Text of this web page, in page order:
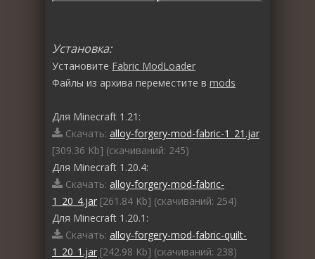
Установка:
Установите Fabric ModLoader
Файлы из архива переместите в mods
Для Minecraft 1.21:
Скачать: alloy-forgery-mod-fabric-1_21.jar
[309.36 Kb] (cкачиваний: 245)
Для Minecraft 1.20.4:
Скачать: alloy-forgery-mod-fabric-
1_20_4.jar [261.84 Kb] (cкачиваний: 254)
Для Minecraft 1.20.1:
Скачать: alloy-forgery-mod-fabric-quilt-
1_20_1.jar [242.98 Kb] (cкачиваний: 238)